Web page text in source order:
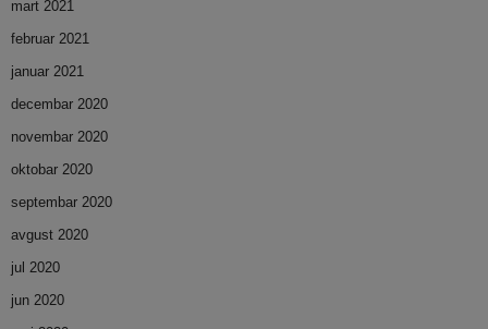
mart 2021
februar 2021
januar 2021
decembar 2020
novembar 2020
oktobar 2020
septembar 2020
avgust 2020
jul 2020
jun 2020